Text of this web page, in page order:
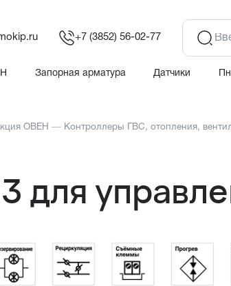
+7 (3852) 56-02-77
Запорная арматура Датчики
ОВЕН — Контроллеры ГВС, отопления,
для